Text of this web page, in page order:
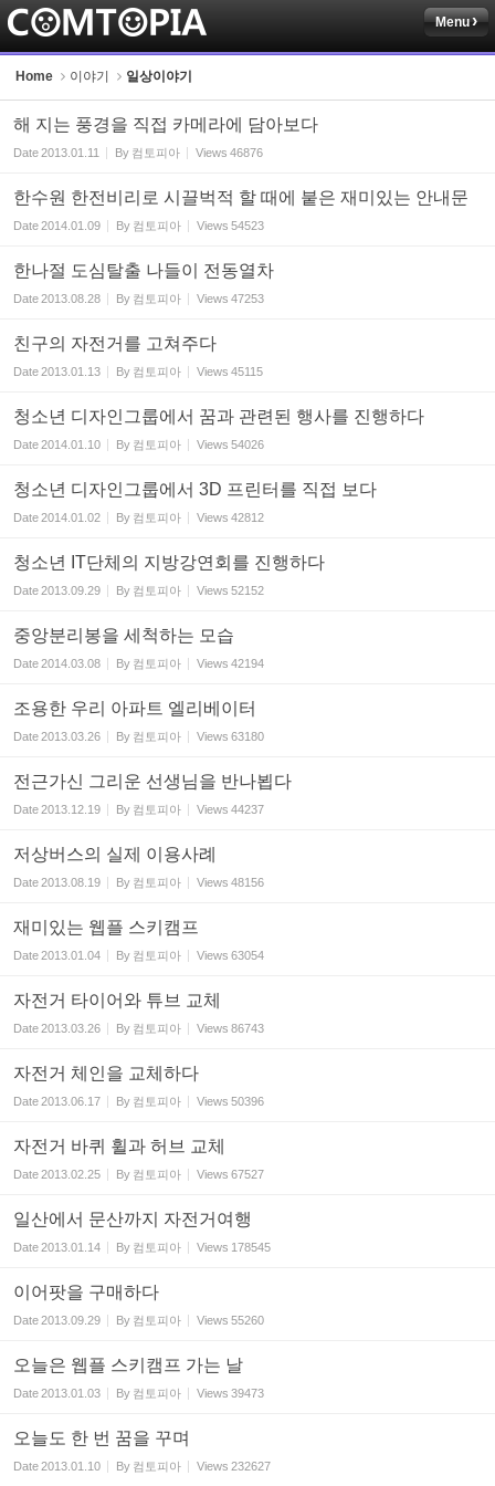
Menu
Home 이야기 일상이야기
해 지는 풍경을 직접 카메라에 담아보다
Date2013.01.11 By 컴토피아 Views 46876
한수원 한전비리로 시끌벅적 할 때에 붙은 재미있는 안내문
Date2014.01.09 By 컴토피아 Views 54523
한나절 도심탈출 나들이 전동열차
Date2013.08.28 By 컴토피아 Views 47253
친구의 자전거를 고쳐주다
Date2013.01.13 By 컴토피아 Views 45115
청소년 디자인그룹에서 꿈과 관련된 행사를 진행하다
Date2014.01.10 By 컴토피아 Views 54026
청소년 디자인그룹에서 3D 프린터를 직접 보다
Date2014.01.02 By 컴토피아 Views 42812
청소년 IT단체의 지방강연회를 진행하다
Date2013.09.29 By 컴토피아 Views 52152
중앙분리봉을 세척하는 모습
Date2014.03.08 By 컴토피아 Views 42194
조용한 우리 아파트 엘리베이터
Date2013.03.26 By 컴토피아 Views 63180
전근가신 그리운 선생님을 반나뵙다
Date2013.12.19 By 컴토피아 Views 44237
저상버스의 실제 이용사례
Date2013.08.19 By 컴토피아 Views 48156
재미있는 웹플 스키캠프
Date2013.01.04 By 컴토피아 Views 63054
자전거 타이어와 튜브 교체
Date2013.03.26 By 컴토피아 Views 86743
자전거 체인을 교체하다
Date2013.06.17 By 컴토피아 Views 50396
자전거 바퀴 휠과 허브 교체
Date2013.02.25 By 컴토피아 Views 67527
일산에서 문산까지 자전거여행
Date2013.01.14 By 컴토피아 Views 178545
이어팟을 구매하다
Date2013.09.29 By 컴토피아 Views 55260
오늘은 웹플 스키캠프 가는 날
Date2013.01.03 By 컴토피아 Views 39473
오늘도 한 번 꿈을 꾸며
Date2013.01.10 By 컴토피아 Views 232627
Sketchbook5, 스케치북5
Sketchbook5, 스케치북5